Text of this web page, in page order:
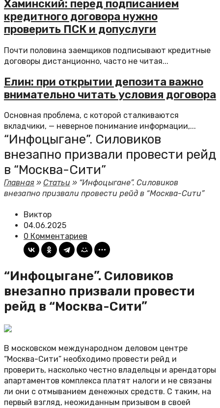
Хаминский: перед подписанием
кредитного договора нужно
проверить ПСК и допуслуги
Почти половина заемщиков подписывают кредитные
договоры дистанционно, часто не читая...
Елин: при открытии депозита важно
внимательно читать условия договора
Основная проблема, с которой сталкиваются
вкладчики, — неверное понимание информации,...
“Инфоцыгане”. Силовиков
внезапно призвали провести рейд
в “Москва-Сити”
Главная»Статьи » “Инфоцыгане”. Силовиков
внезапно призвали провести рейд в “Москва-Сити”
Виктор
04.06.2025
0 Комментариев
“Инфоцыгане”. Силовиков
внезапно призвали провести
рейд в “Москва-Сити”
В московском международном деловом центре
“Москва-Сити” необходимо провести рейд и
проверить, насколько честно владельцы и арендаторы
апартаментов комплекса платят налоги и не связаны
ли они с отмыванием денежных средств. С таким, на
первый взгляд, неожиданным призывом в своей